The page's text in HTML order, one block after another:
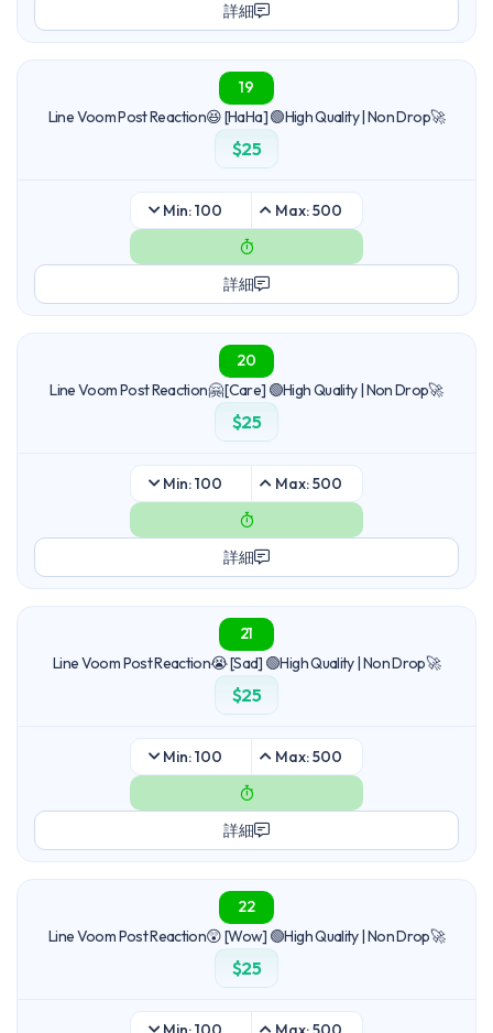
詳細
19
Line Voom Post Reaction😆 [HaHa] 🟢High Quality | Non Drop🚀
$25
Min: 100 Max: 500
詳細
20
Line Voom Post Reaction🤗 [Care] 🟢High Quality | Non Drop🚀
$25
Min: 100 Max: 500
詳細
21
Line Voom Post Reaction😭 [Sad] 🟢High Quality | Non Drop🚀
$25
Min: 100 Max: 500
詳細
22
Line Voom Post Reaction😲 [Wow] 🟢High Quality | Non Drop🚀
$25